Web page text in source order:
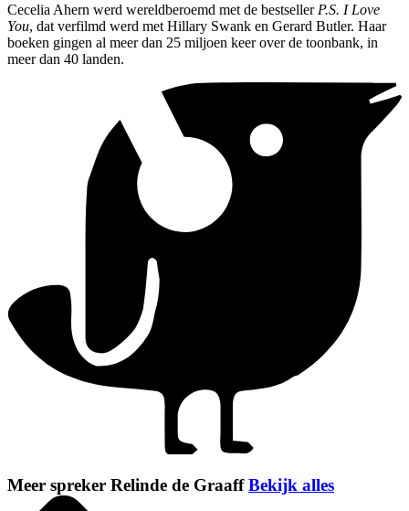
Cecelia Ahern werd wereldberoemd met de bestseller P.S. I Love
You, dat verfilmd werd met Hillary Swank en Gerard Butler. Haar
boeken gingen al meer dan 25 miljoen keer over de toonbank, in
meer dan 40 landen.
Meer spreker Relinde de GraaffBekijk alles